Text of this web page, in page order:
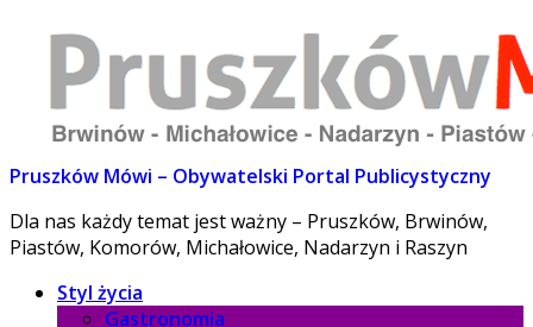
Pruszków Mówi – Obywatelski Portal Publicystyczny
Dla nas każdy temat jest ważny – Pruszków, Brwinów,
Piastów, Komorów, Michałowice, Nadarzyn i Raszyn
Styl życia
Gastronomia